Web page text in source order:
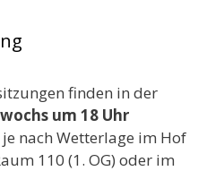
finden in der
um 18 Uhr
nach Wetterlage im Hof
110 (1. OG) oder im